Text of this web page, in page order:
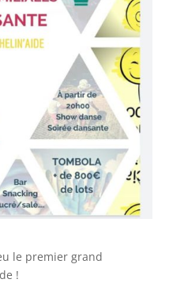
le premier grand
!